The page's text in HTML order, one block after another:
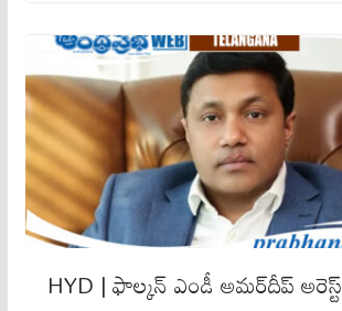
HYD | ఫాల్కన్‌ ఎండీ అమర్‌దీప్‌ అరెస్ట్‌